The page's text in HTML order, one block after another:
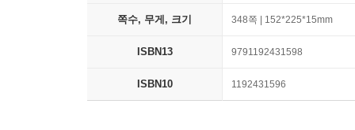
쪽수, 무게, 크기 348쪽 | 152*225*15mm
ISBN13 9791192431598
ISBN10 1192431596